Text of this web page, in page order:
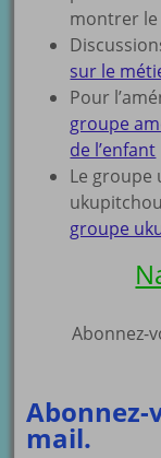
montrer le
sur le
Pour
groupe
de l’enfant
Le groupe
groupe
Abonnez-
Abonnez-
mail.